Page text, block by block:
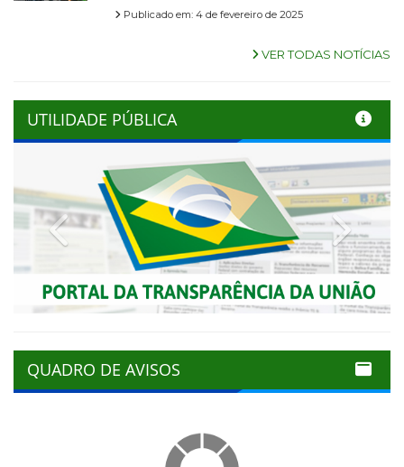
Publicado em: 4 de fevereiro de 2025
VER TODAS NOTÍCIAS
UTILIDADE PÚBLICA
Previous Next
QUADRO DE AVISOS